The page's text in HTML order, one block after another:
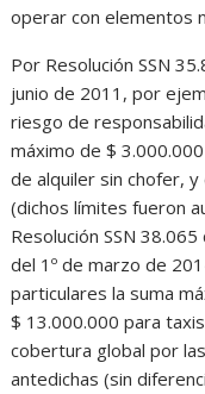
operar con elementos
Por Resolución SSN
junio de 2011, por
riesgo de
máximo de $
de alquiler sin chofer,
(dichos límites fueron
Resolución SSN
del 1º de marzo de
particulares la suma
$ 13.000.000 para
cobertura global por
antedichas (sin